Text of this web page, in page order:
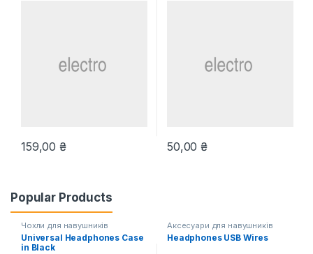
159,00₴ 50,00₴
Popular Products
Чохли для навушників
Universal Headphones Case
in Black
Аксесуари для навушників
Headphones USB Wires